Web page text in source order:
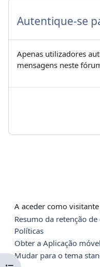
Autentique-se
Apenas utilizadores
mensagens neste
A aceder como visitante
Resumo da retenção de
Políticas
Obter a Aplicação móvel
Mudar para o tema